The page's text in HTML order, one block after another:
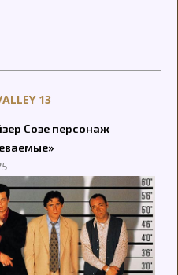
13
Созе персонаж